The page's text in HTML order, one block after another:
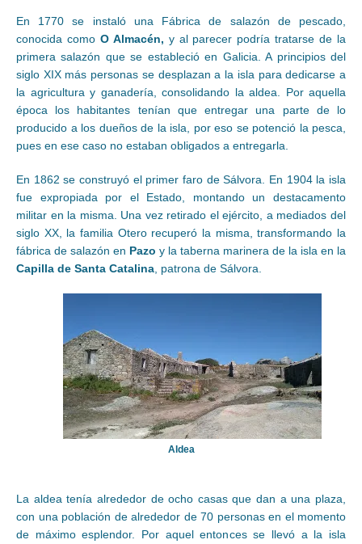
En 1770 se instaló una Fábrica de salazón de pescado,
conocida como O Almacén, y al parecer podría tratarse de la
primera salazón que se estableció en Galicia. A principios del
siglo XIX más personas se desplazan a la isla para dedicarse a
la agricultura y ganadería, consolidando la aldea. Por aquella
época los habitantes tenían que entregar una parte de lo
producido a los dueños de la isla, por eso se potenció la pesca,
pues en ese caso no estaban obligados a entregarla.
En 1862 se construyó el primer faro de Sálvora. En 1904 la isla
fue expropiada por el Estado, montando un destacamento
militar en la misma. Una vez retirado el ejército, a mediados del
siglo XX, la familia Otero recuperó la misma, transformando la
fábrica de salazón en Pazo y la taberna marinera de la isla en la
Capilla de Santa Catalina , patrona de Sálvora.
Aldea
La aldea tenía alrededor de ocho casas que dan a una plaza,
con una población de alrededor de 70 personas en el momento
de máximo esplendor. Por aquel entonces se llevó a la isla